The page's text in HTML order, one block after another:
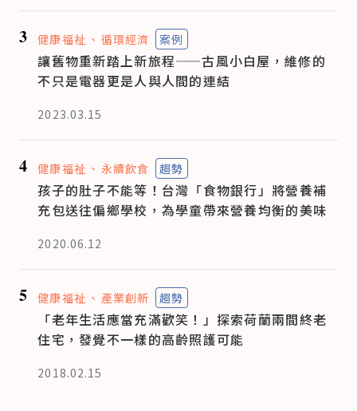
3 健康福祉 循環經濟 案例
讓舊物重新踏上新旅程——古風小白屋，維修的
不只是電器更是人與人間的連結
2023.03.15
4 健康福祉 永續飲食 趨勢
孩子的肚子不能等！台灣「食物銀行」將營養補
充包送往偏鄉學校，為學童帶來營養均衡的美味
2020.06.12
5 健康福祉 產業創新 趨勢
「老年生活應當充滿歡笑！」探索荷蘭兩間終老
住宅，發覺不一樣的高齡照護可能
2018.02.15